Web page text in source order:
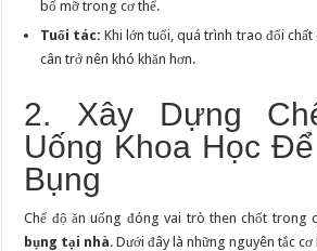
bố mỡ trong cơ thể.
Tuổi tác: Khi lớn tuổi, quá trình trao đổi chất
cân trở nên khó khăn hơn.
2. Xây Dựng
Uống Khoa Học
Bụng
Chế độ ăn uống đóng vai trò then chốt trong
bụng tại nhà. Dưới đây là những nguyên tắc